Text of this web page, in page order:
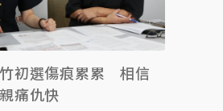
初選傷痕累累 相信
痛仇快